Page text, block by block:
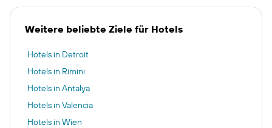
Weitere beliebte Ziele für Hotels
Hotels in Detroit
Hotels in Rimini
Hotels in Antalya
Hotels in Valencia
Hotels in Wien